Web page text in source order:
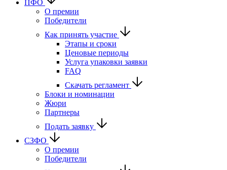
ПФО
О премии
Победители
Как принять участие
Этапы и сроки
Ценовые периоды
Услуга упаковки заявки
FAQ
Скачать регламент
Блоки и номинации
Жюри
Партнеры
Подать заявку
СЗФО
О премии
Победители